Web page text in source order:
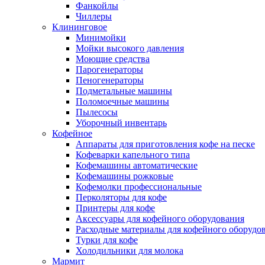
Фанкойлы
Чиллеры
Клининговое
Минимойки
Мойки высокого давления
Моющие средства
Парогенераторы
Пеногенераторы
Подметальные машины
Поломоечные машины
Пылесосы
Уборочный инвентарь
Кофейное
Аппараты для приготовления кофе на песке
Кофеварки капельного типа
Кофемашины автоматические
Кофемашины рожковые
Кофемолки профессиональные
Перколяторы для кофе
Принтеры для кофе
Аксессуары для кофейного оборудования
Расходные материалы для кофейного
Турки для кофе
Холодильники для молока
Мармит